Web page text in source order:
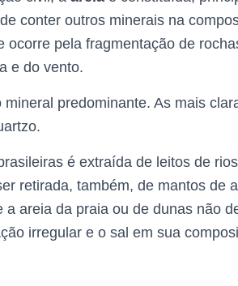
conter outros minerais na
pela fragmentação de
e do vento.
predominante. As mais
é extraída de leitos de
retirada, também, de mantos de
a areia da praia ou de dunas não
irregular e o sal em sua